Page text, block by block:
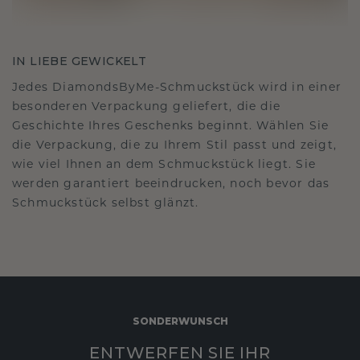
IN LIEBE GEWICKELT
Jedes DiamondsByMe-Schmuckstück wird in einer
besonderen Verpackung geliefert, die die
Geschichte Ihres Geschenks beginnt. Wählen Sie
die Verpackung, die zu Ihrem Stil passt und zeigt,
wie viel Ihnen an dem Schmuckstück liegt. Sie
werden garantiert beeindrucken, noch bevor das
Schmuckstück selbst glänzt.
SONDERWUNSCH
ENTWERFEN SIE IHR